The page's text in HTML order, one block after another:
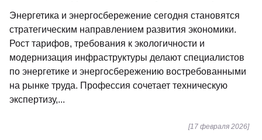
Энергетика и энергосбережение сегодня становятся
стратегическим направлением развития экономики.
Рост тарифов, требования к экологичности и
модернизация инфраструктуры делают специалистов
по энергетике и энергосбережению востребованными
на рынке труда. Профессия сочетает техническую
экспертизу,...
[17 февраля 2026]